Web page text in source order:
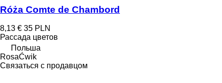
Róża Comte de Chambord
8,13 € 35 PLN
Рассада цветов
Польша
RosaĆwik
Связаться с продавцом